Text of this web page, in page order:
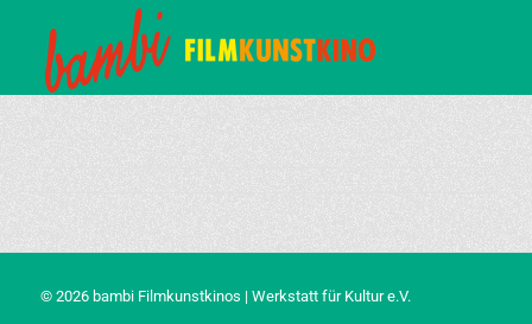
© 2026 bambi Filmkunstkinos | Werkstatt für Kultur e.V.